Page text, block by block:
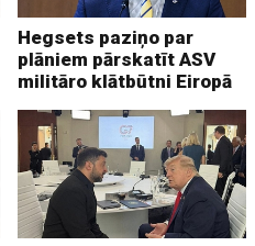
Hegsets paziņo par
plāniem pārskatīt ASV
militāro klātbūtni Eiropā